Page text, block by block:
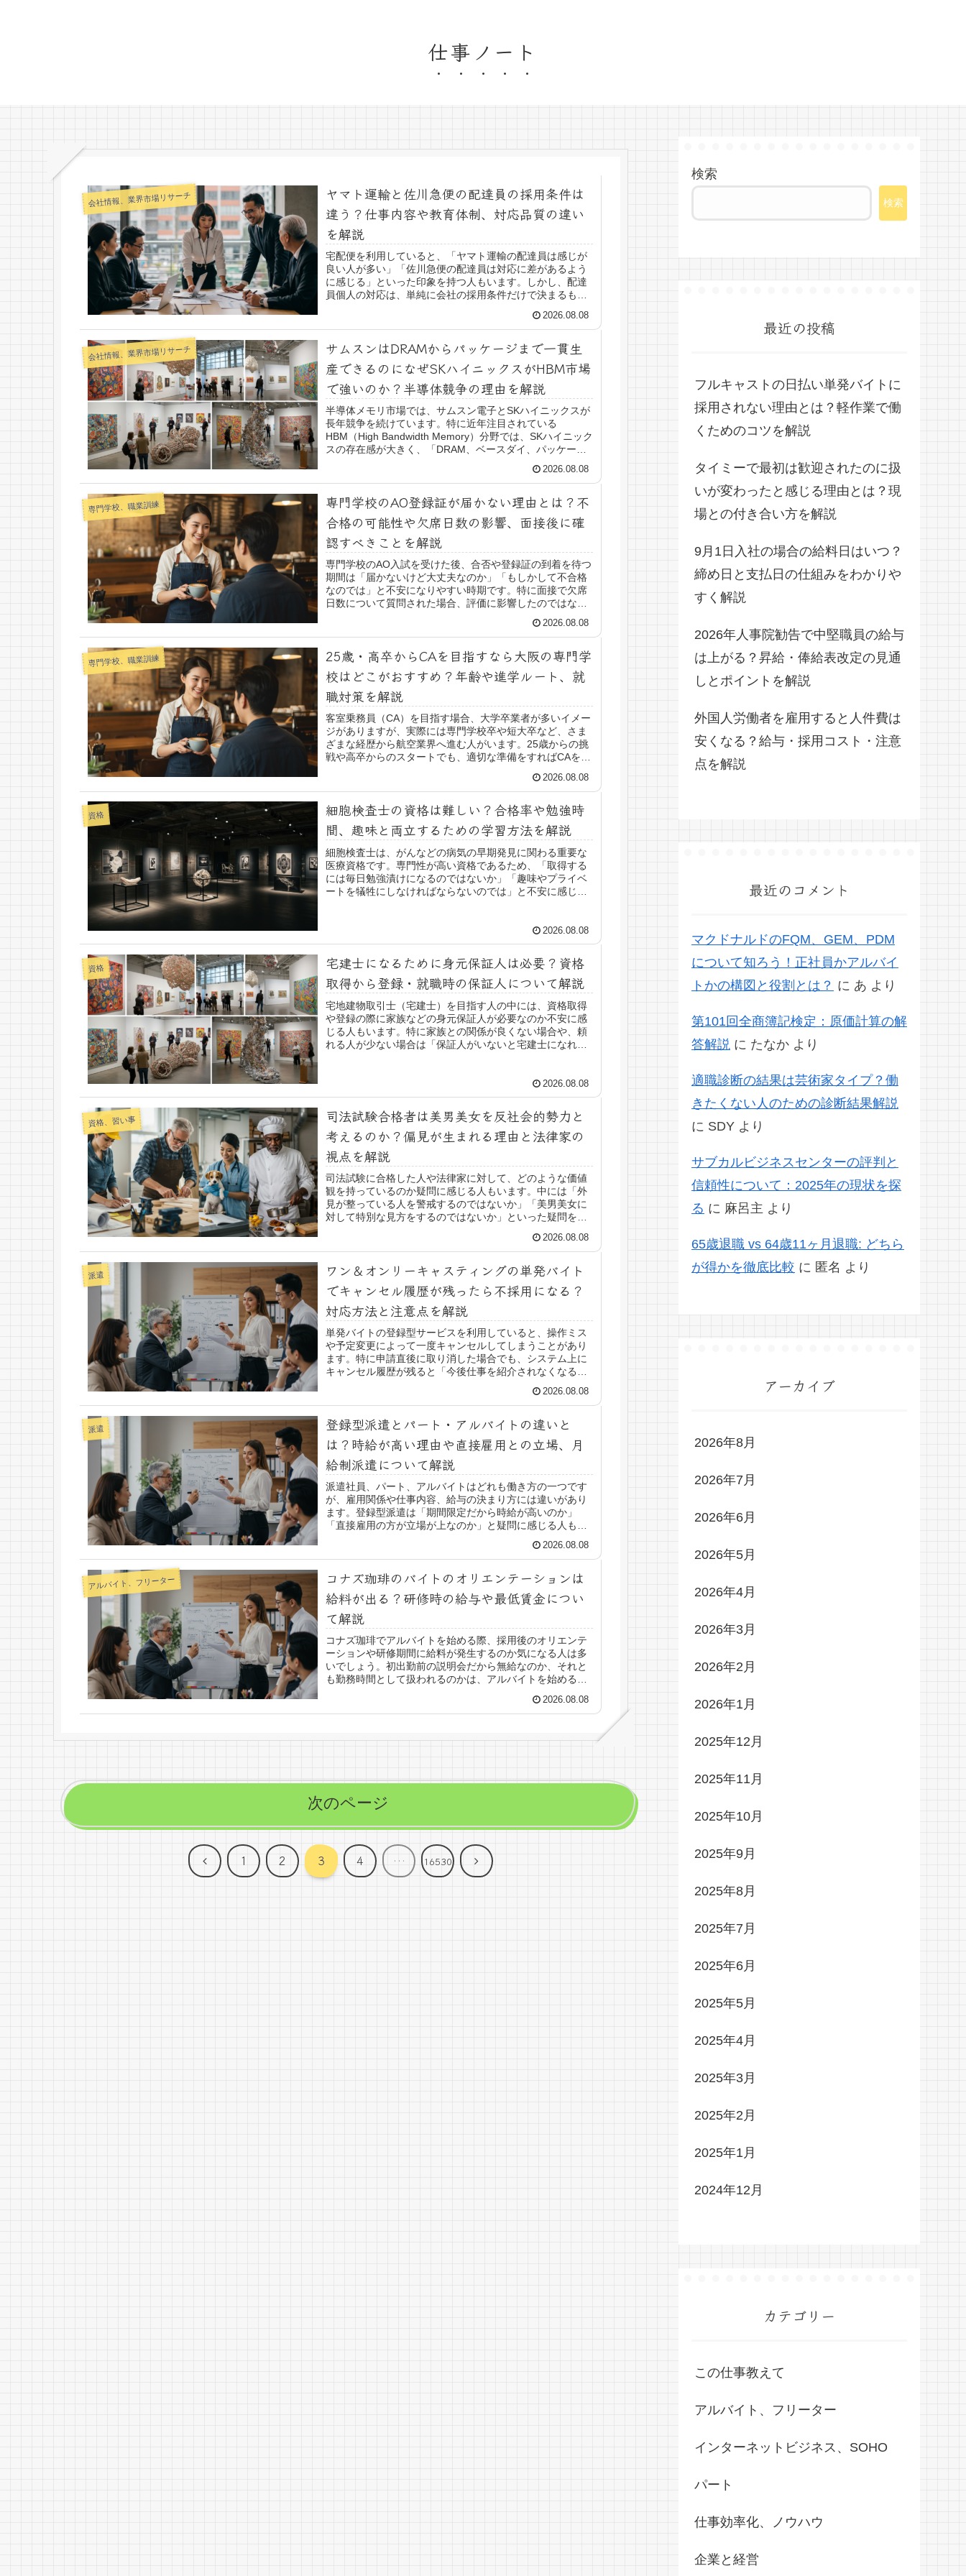
仕事ノート
会社情報、業界市場リサーチ
ヤマト運輸と佐川急便の配達員の採用条件は
違う？仕事内容や教育体制、対応品質の違い
を解説
宅配便を利用していると、「ヤマト運輸の配達員は感じが
良い人が多い」「佐川急便の配達員は対応に差があるよう
に感じる」といった印象を持つ人もいます。しかし、配達
員個人の対応は、単純に会社の採用条件だけで決まるもの
2026.08.08
会社情報、業界市場リサーチ
サムスンはDRAMからパッケージまで一貫生
産できるのになぜSKハイニックスがHBM市場
で強いのか？半導体競争の理由を解説
半導体メモリ市場では、サムスン電子とSKハイニックスが
長年競争を続けています。特に近年注目されている
HBM（High Bandwidth Memory）分野では、SKハイニック
スの存在感が大きく、「DRAM、ベースダイ、パッケージ
2026.08.08
専門学校、職業訓練
専門学校のAO登録証が届かない理由とは？不
合格の可能性や欠席日数の影響、面接後に確
認すべきことを解説
専門学校のAO入試を受けた後、合否や登録証の到着を待つ
期間は「届かないけど大丈夫なのか」「もしかして不合格
なのでは」と不安になりやすい時期です。特に面接で欠席
日数について質問された場合、評価に影響したのではない
2026.08.08
専門学校、職業訓練
25歳・高卒からCAを目指すなら大阪の専門学
校はどこがおすすめ？年齢や進学ルート、就
職対策を解説
客室乗務員（CA）を目指す場合、大学卒業者が多いイメー
ジがありますが、実際には専門学校卒や短大卒など、さま
ざまな経歴から航空業界へ進む人がいます。25歳からの挑
戦や高卒からのスタートでも、適切な準備をすればCAを目
2026.08.08
資格
細胞検査士の資格は難しい？合格率や勉強時
間、趣味と両立するための学習方法を解説
細胞検査士は、がんなどの病気の早期発見に関わる重要な
医療資格です。専門性が高い資格であるため、「取得する
には毎日勉強漬けになるのではないか」「趣味やプライベ
ートを犠牲にしなければならないのでは」と不安に感じる
2026.08.08
資格
宅建士になるために身元保証人は必要？資格
取得から登録・就職時の保証人について解説
宅地建物取引士（宅建士）を目指す人の中には、資格取得
や登録の際に家族などの身元保証人が必要なのか不安に感
じる人もいます。特に家族との関係が良くない場合や、頼
れる人が少ない場合は「保証人がいないと宅建士になれな
2026.08.08
資格、習い事
司法試験合格者は美男美女を反社会的勢力と
考えるのか？偏見が生まれる理由と法律家の
視点を解説
司法試験に合格した人や法律家に対して、どのような価値
観を持っているのか疑問に感じる人もいます。中には「外
見が整っている人を警戒するのではないか」「美男美女に
対して特別な見方をするのではないか」といった疑問を持
2026.08.08
派遣
ワン＆オンリーキャスティングの単発バイト
でキャンセル履歴が残ったら不採用になる？
対応方法と注意点を解説
単発バイトの登録型サービスを利用していると、操作ミス
や予定変更によって一度キャンセルしてしまうことがあり
ます。特に申請直後に取り消した場合でも、システム上に
キャンセル履歴が残ると「今後仕事を紹介されなくなるの
2026.08.08
派遣
登録型派遣とパート・アルバイトの違いと
は？時給が高い理由や直接雇用との立場、月
給制派遣について解説
派遣社員、パート、アルバイトはどれも働き方の一つです
が、雇用関係や仕事内容、給与の決まり方には違いがあり
ます。登録型派遣は「期間限定だから時給が高いのか」
「直接雇用の方が立場が上なのか」と疑問に感じる人も少
2026.08.08
アルバイト、フリーター
コナズ珈琲のバイトのオリエンテーションは
給料が出る？研修時の給与や最低賃金につい
て解説
コナズ珈琲でアルバイトを始める際、採用後のオリエンテ
ーションや研修期間に給料が発生するのか気になる人は多
いでしょう。初出勤前の説明会だから無給なのか、それと
も勤務時間として扱われるのかは、アルバイトを始める前
2026.08.08
次のページ
前
1 2 3 4 … 16530
次
検索
検索
最近の投稿
フルキャストの日払い単発バイトに
採用されない理由とは？軽作業で働
くためのコツを解説
タイミーで最初は歓迎されたのに扱
いが変わったと感じる理由とは？現
場との付き合い方を解説
9月1日入社の場合の給料日はいつ？
締め日と支払日の仕組みをわかりや
すく解説
2026年人事院勧告で中堅職員の給与
は上がる？昇給・俸給表改定の見通
しとポイントを解説
外国人労働者を雇用すると人件費は
安くなる？給与・採用コスト・注意
点を解説
最近のコメント
マクドナルドのFQM、GEM、PDM
について知ろう！正社員かアルバイ
トかの構図と役割とは？ に あ より
第101回全商簿記検定：原価計算の解
答解説 に たなか より
適職診断の結果は芸術家タイプ？働
きたくない人のための診断結果解説
に SDY より
サブカルビジネスセンターの評判と
信頼性について：2025年の現状を探
る に 麻呂主 より
65歳退職 vs 64歳11ヶ月退職: どちら
が得かを徹底比較 に 匿名 より
アーカイブ
2026年8月
2026年7月
2026年6月
2026年5月
2026年4月
2026年3月
2026年2月
2026年1月
2025年12月
2025年11月
2025年10月
2025年9月
2025年8月
2025年7月
2025年6月
2025年5月
2025年4月
2025年3月
2025年2月
2025年1月
2024年12月
カテゴリー
この仕事教えて
アルバイト、フリーター
インターネットビジネス、SOHO
パート
仕事効率化、ノウハウ
企業と経営